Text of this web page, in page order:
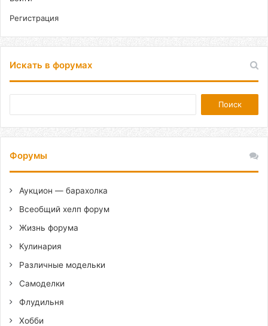
Регистрация
Искать в форумах
Форумы
Аукцион — барахолка
Всеобщий хелп форум
Жизнь форума
Кулинария
Различные модельки
Самоделки
Флудильня
Хобби